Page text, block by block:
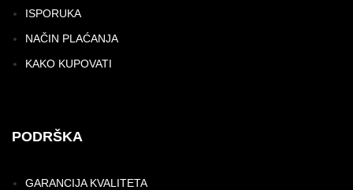
ISPORUKA
NAČIN PLAĆANJA
KAKO KUPOVATI
PODRŠKA
GARANCIJA KVALITETA